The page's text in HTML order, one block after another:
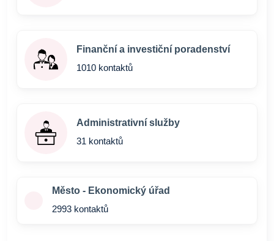
Finanční a investiční poradenství
1010 kontaktů
Administrativní služby
31 kontaktů
Město - Ekonomický úřad
2993 kontaktů